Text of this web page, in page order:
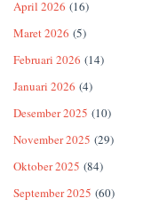
April 2026 (16)
Maret 2026 (5)
Februari 2026 (14)
Januari 2026 (4)
Desember 2025 (10)
November 2025 (29)
Oktober 2025 (84)
September 2025 (60)